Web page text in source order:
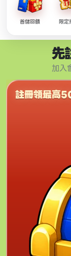
首儲回饋 限定
先
加入
註冊領最高